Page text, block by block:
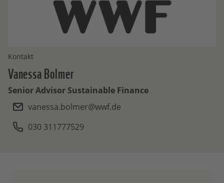
Kontakt
VanessaBolmer
Senior Advisor Sustainable Finance
vanessa.bolmer@wwf.de
030 311777529